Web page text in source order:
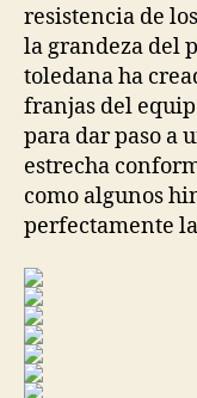
resistencia de
la grandeza del
toledana ha
franjas del
para dar paso a
estrecha
como algunos
perfectamente